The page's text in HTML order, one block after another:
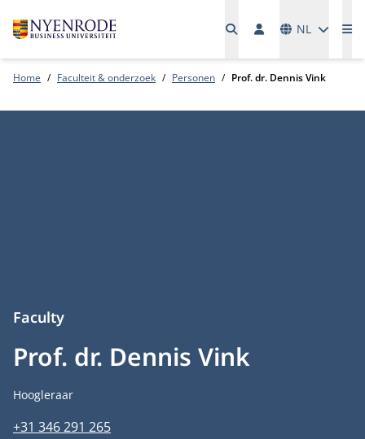
NL
Home Faculteit & onderzoek Personen Prof. dr. Dennis Vink
Prof. dr. Dennis Vink
Faculty
Functietitel
Hoogleraar
Telefoonnummer
+31 346 291 265